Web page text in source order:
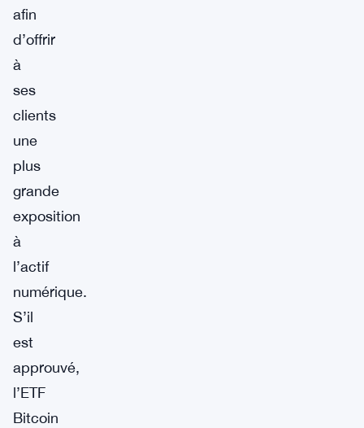
afin
d’offrir
à
ses
clients
une
plus
grande
exposition
à
l’actif
numérique.
S’il
est
approuvé,
l’ETF
Bitcoin